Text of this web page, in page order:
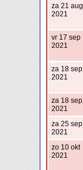
za 21 aug
2021
vr 17 sep
2021
za 18 sep
2021
za 18 sep
2021
za 25 sep
2021
zo 10 okt
2021